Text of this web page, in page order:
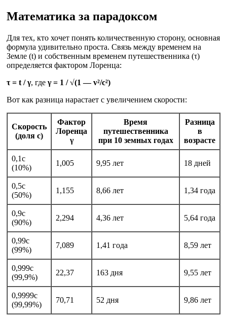
Математика за парадоксом
Для тех, кто хочет понять количественную сторону, основная
формула удивительно проста. Связь между временем на
Земле (t) и собственным временем путешественника (τ)
определяется фактором Лоренца:
τ = t / γ, где γ = 1 / √(1 — v²/c²)
Вот как разница нарастает с увеличением скорости:
Скорость
(доля c)
Фактор
Лоренца
γ
Время
путешественника
при 10 земных годах
Разница
в
возрасте
0,1c
(10%)
1,005 9,95 лет 18 дней
0,5c
(50%)
1,155 8,66 лет 1,34 года
0,9c
(90%)
2,294 4,36 лет 5,64 года
0,99c
(99%)
7,089 1,41 года 8,59 лет
0,999c
(99,9%)
22,37 163 дня 9,55 лет
0,9999c
(99,99%)
70,71 52 дня 9,86 лет